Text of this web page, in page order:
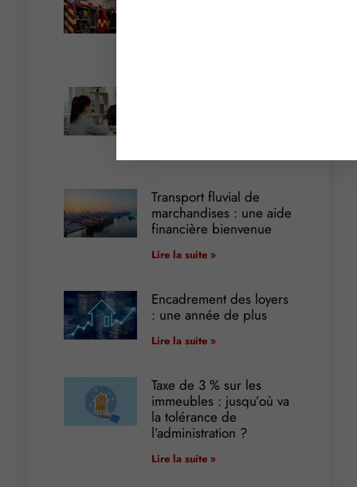
Transport fluvial de
marchandises : une aide
financière bienvenue
Lire la suite »
Encadrement des loyers
: une année de plus
Lire la suite »
Taxe de 3 % sur les
immeubles : jusqu’où va
la tolérance de
l’administration ?
Lire la suite »